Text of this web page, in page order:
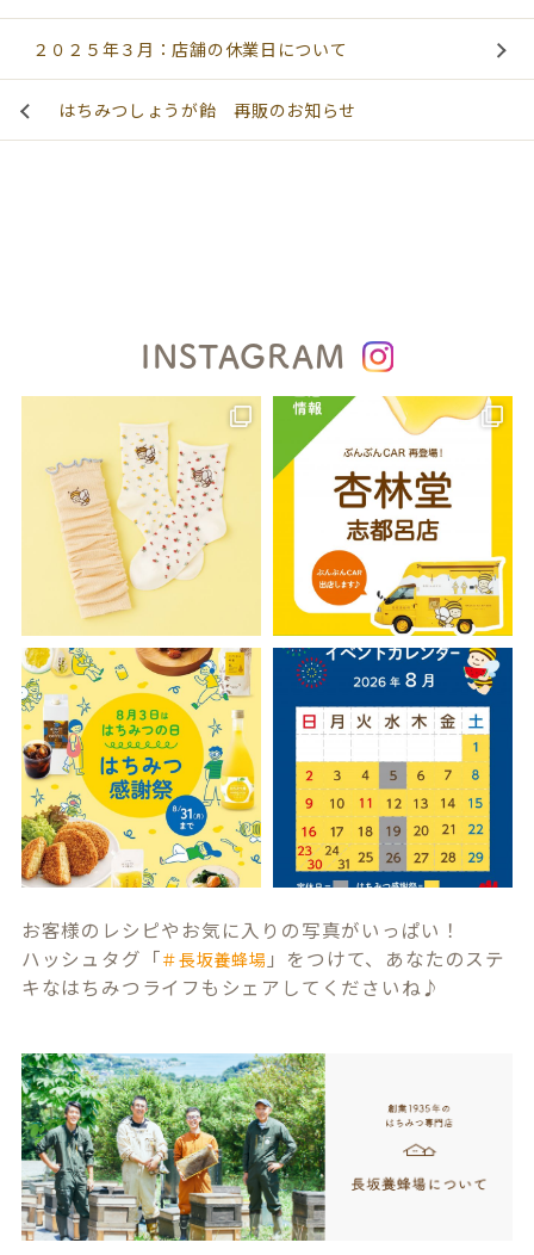
２０２５年３月：店舗の休業日について
はちみつしょうが飴 再販のお知らせ
INSTAGRAM
お客様のレシピやお気に入りの写真がいっぱい！
ハッシュタグ「＃長坂養蜂場 」をつけて、あなたのステ
キなはちみつライフもシェアしてくださいね♪